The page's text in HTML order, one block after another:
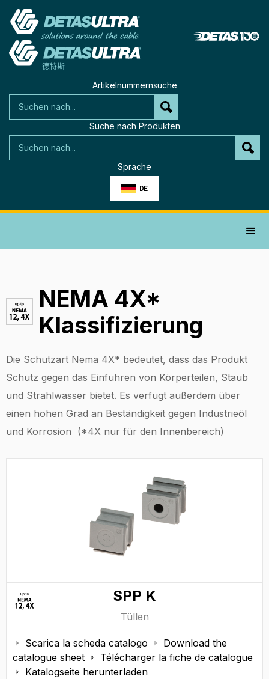
Artikelnummernsuche
Suche nach Produkten
Sprache
DE
NEMA 4X*
Klassifizierung
Die Schutzart Nema 4X* bedeutet, dass das Produkt
Schutz gegen das Einführen von Körperteilen, Staub
und Strahlwasser bietet. Es verfügt außerdem über
einen hohen Grad an Beständigkeit gegen Industrieöl
und Korrosion (*4X nur für den Innenbereich)
SPP K
Tüllen
 Scarica la scheda catalogo 
Download the
catalogue sheet
 Télécharger la fiche de catalogue
 Katalogseite herunterladen